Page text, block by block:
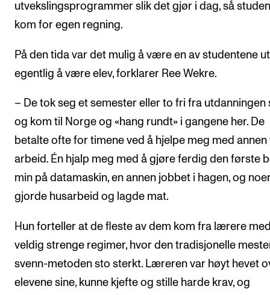
utvekslingsprogrammer slik det gjør i dag, så
kom for egen regning.
På den tida var det mulig å være en av studentene
egentlig å være elev, forklarer Ree Wekre.
– De tok seg et semester eller to fri fra utdanningen
og kom til Norge og «hang rundt» i gangene her. De
betalte ofte for timene ved å hjelpe meg med annen
arbeid. Én hjalp meg med å gjøre ferdig den første
min på datamaskin, en annen jobbet i hagen, og
gjorde husarbeid og lagde mat.
Hun forteller at de fleste av dem kom fra lærere
veldig strenge regimer, hvor den tradisjonelle
svenn-metoden sto sterkt. Læreren var høyt hevet
elevene sine, kunne kjefte og stille harde krav, og